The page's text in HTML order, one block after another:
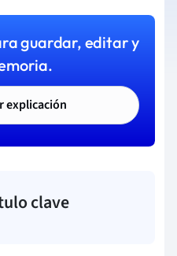
guardar, editar y
explicación
clave